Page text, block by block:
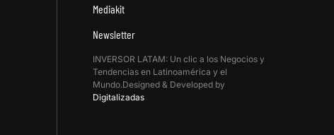
Mediakit
Newsletter
INVERSOR LATAM: Un clic a los Negocios y
Tendencias en Latinoamérica y el
Mundo.Designed & Developed by
Digitalizadas